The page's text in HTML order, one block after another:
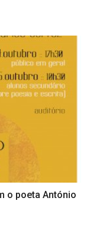
o poeta António